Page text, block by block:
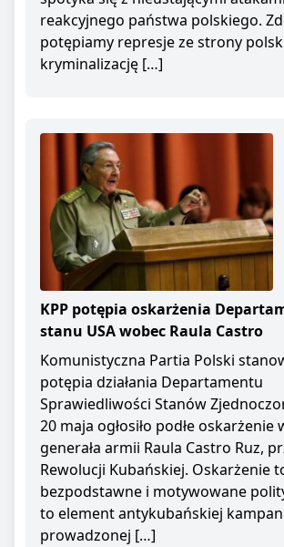
reakcyjnego państwa polskiego.
potępiamy represje ze strony
kryminalizację […]
KPP potępia oskarżenia
stanu USA wobec Raula Castro
Komunistyczna Partia Polski
potępia działania Departamentu
Sprawiedliwości Stanów
20 maja ogłosiło podłe oskarżenie
generała armii Raula Castro Ruz,
Rewolucji Kubańskiej. Oskarżenie
bezpodstawne i motywowane
to element antykubańskiej
prowadzonej […]